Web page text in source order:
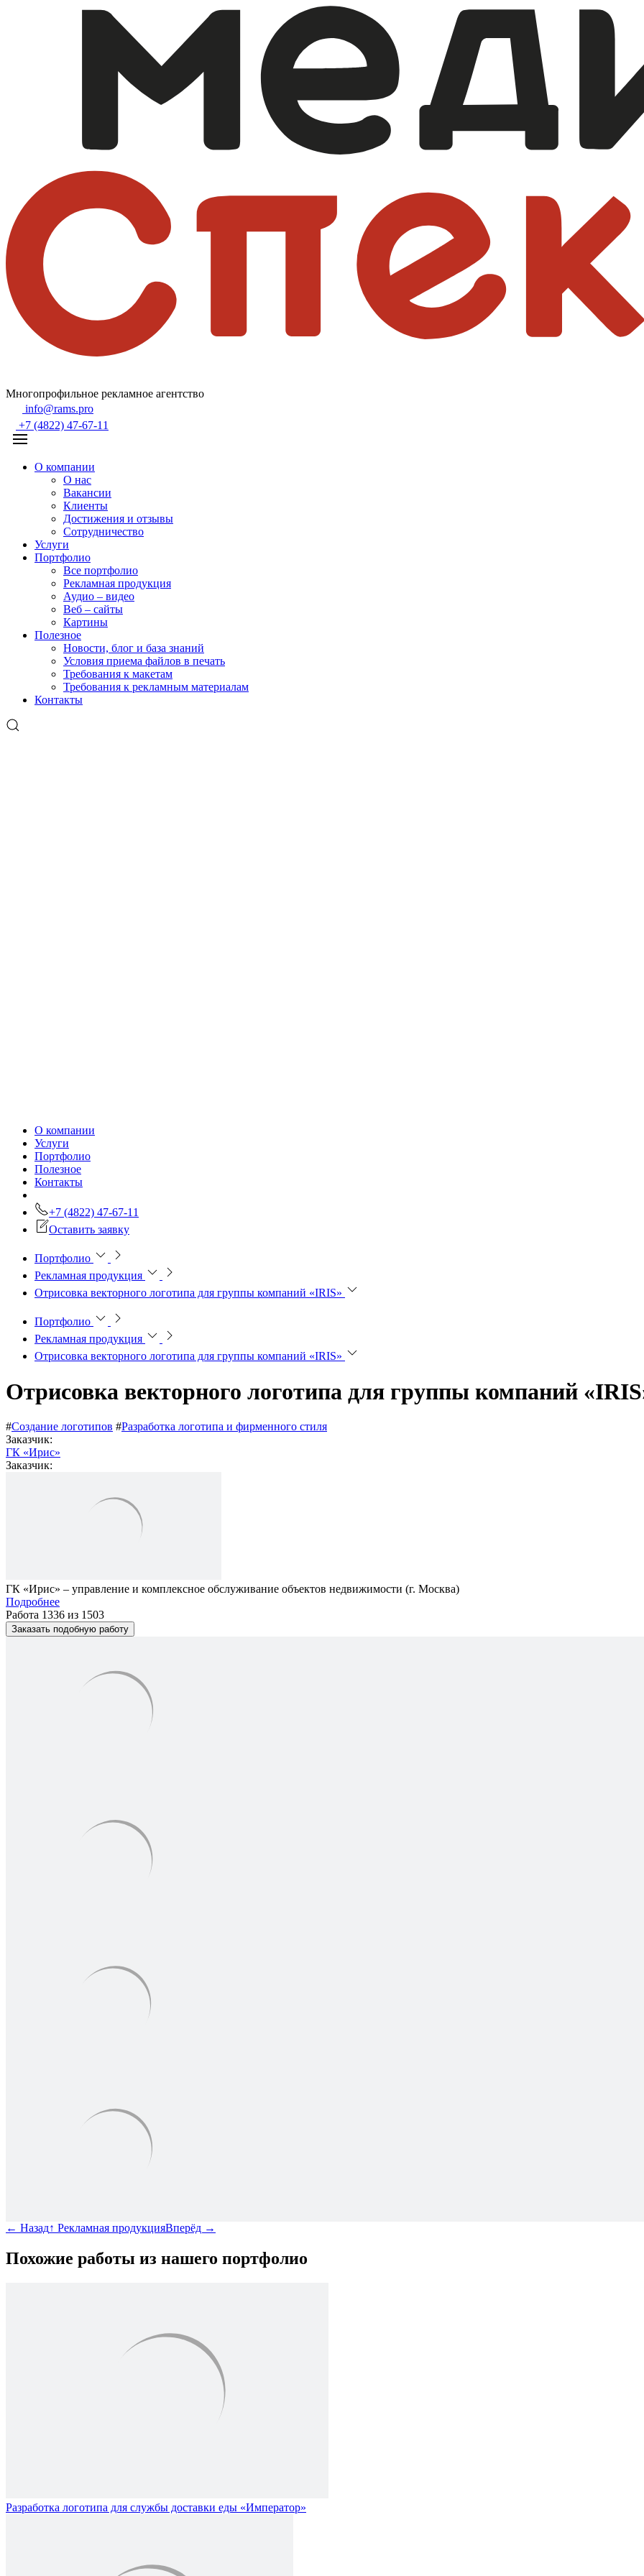
Многопрофильное рекламное агентство
info@rams.pro
+7 (4822) 47-67-11
О компании
О нас
Вакансии
Клиенты
Достижения и отзывы
Сотрудничество
Услуги
Портфолио
Все портфолио
Рекламная продукция
Аудио – видео
Веб – сайты
Картины
Полезное
Новости, блог и база знаний
Условия приема файлов в печать
Требования к макетам
Требования к рекламным материалам
Контакты
О компании
Услуги
Портфолио
Полезное
Контакты
+7 (4822) 47-67-11
Оставить заявку
Портфолио
Рекламная продукция
Отрисовка векторного логотипа для группы компаний «IRIS»
Портфолио
Рекламная продукция
Отрисовка векторного логотипа для группы компаний «IRIS»
Отрисовка векторного логотипа для группы компаний
#Создание логотипов #Разработка логотипа и фирменного стиля
Заказчик:
ГК «Ирис»
Заказчик:
ГК «Ирис» – управление и комплексное обслуживание объектов недвижимости (г. Москва)
Подробнее
Работа 1336 из 1503
Заказать подобную работу
← Назад↑ Рекламная продукцияВперёд →
Похожие работы из нашего портфолио
Разработка логотипа для службы доставки еды «Император»